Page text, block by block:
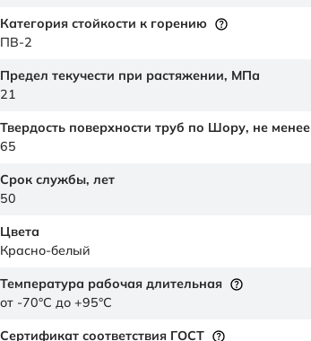
Категория стойкости к горению
ПВ-2
Предел текучести при растяжении, МПа
21
Твердость поверхности труб по Шору, не менее
65
Срок службы, лет
50
Цвета
Красно-белый
Температура рабочая длительная
от -70°C до +95°C
Сертификат соответствия ГОСТ